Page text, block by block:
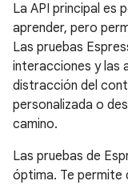
La API principal es
aprender, pero
Las pruebas
interacciones y las
distracción del
personalizada o
camino.
Las pruebas de
óptima. Te permite